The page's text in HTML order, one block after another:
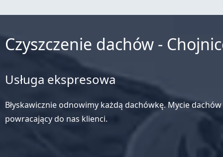
Czyszczenie dachów -
Usługa ekspresowa
Błyskawicznie odnowimy każdą dachówkę. Mycie
powracający do nas klienci.